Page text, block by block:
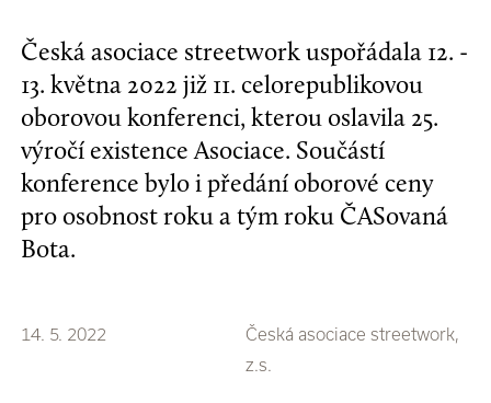
Česká asociace streetwork uspořádala 12. -
13. května 2022 již 11. celorepublikovou
oborovou konferenci, kterou oslavila 25.
výročí existence Asociace. Součástí
konference bylo i předání oborové ceny
pro osobnost roku a tým roku ČASovaná
Bota.
14. 5. 2022
Česká asociace streetwork,
z.s.